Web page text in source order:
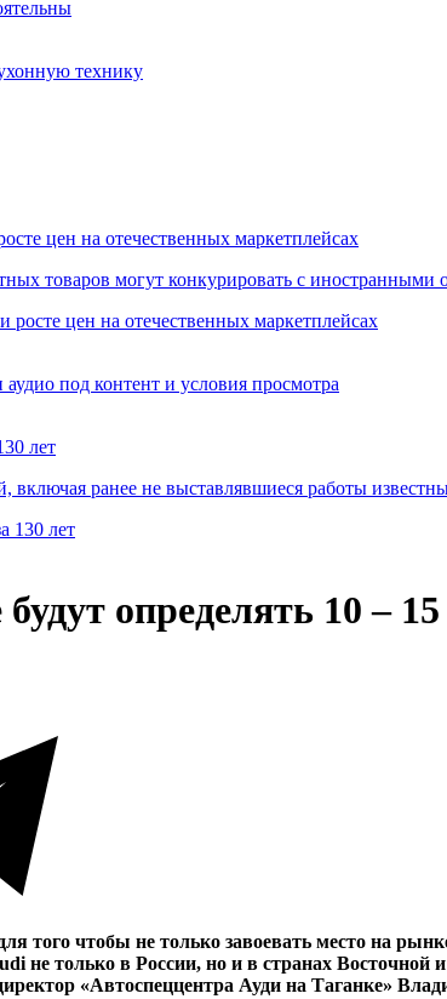
технику
цен на отечественных маркетплейсах
товаров могут конкурировать с
под контент и условия просмотра
лет
ранее не выставлявшиеся работы
определять 10 –
того чтобы не только завоевать место на
не только в России, но и в странах
«Автоспеццентра Ауди на Таганке»